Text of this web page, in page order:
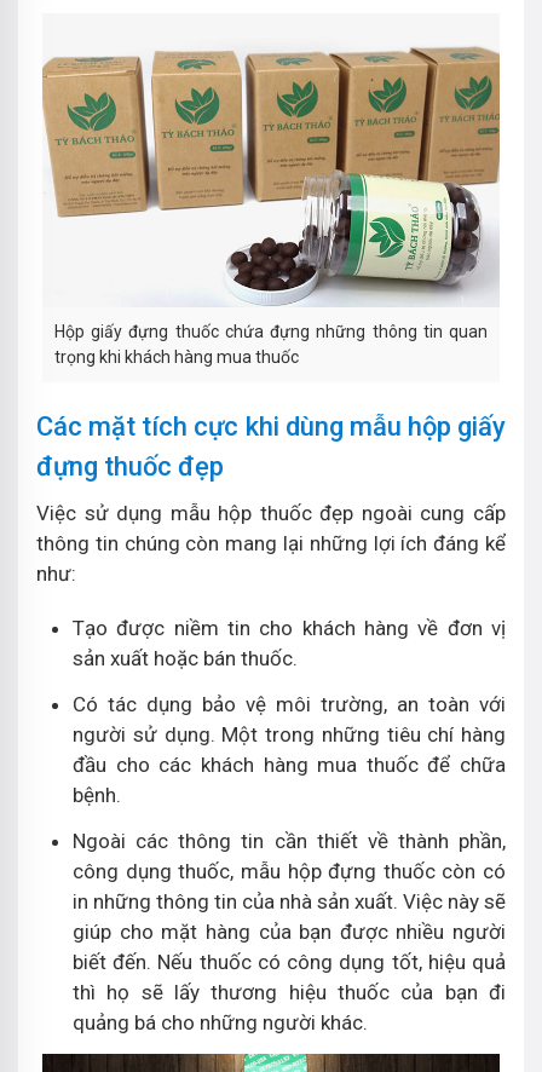
Hộp giấy đựng thuốc chứa đựng những thông tin quan
trọng khi khách hàng mua thuốc
Các mặt tích cực khi dùng mẫu hộp giấy
đựng thuốc đẹp
Việc sử dụng mẫu hộp thuốc đẹp ngoài cung cấp
thông tin chúng còn mang lại những lợi ích đáng kể
như:
Tạo được niềm tin cho khách hàng về đơn vị
sản xuất hoặc bán thuốc.
Có tác dụng bảo vệ môi trường, an toàn với
người sử dụng. Một trong những tiêu chí hàng
đầu cho các khách hàng mua thuốc để chữa
bệnh.
Ngoài các thông tin cần thiết về thành phần,
công dụng thuốc, mẫu hộp đựng thuốc còn có
in những thông tin của nhà sản xuất. Việc này sẽ
giúp cho mặt hàng của bạn được nhiều người
biết đến. Nếu thuốc có công dụng tốt, hiệu quả
thì họ sẽ lấy thương hiệu thuốc của bạn đi
quảng bá cho những người khác.